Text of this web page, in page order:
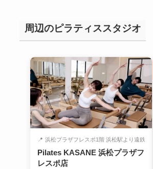
周辺のピラティススタジオ
📍 浜松プラザフレスポ1階 浜松駅より遠鉄バ...
Pilates KASANE 浜松プラザフ
レスポ店